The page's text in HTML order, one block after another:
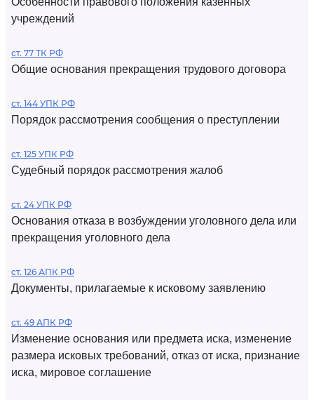
учреждений
ст. 77 ТК РФ
Общие основания прекращения трудового договора
ст. 144 УПК РФ
Порядок рассмотрения сообщения о преступлении
ст. 125 УПК РФ
Судебный порядок рассмотрения жалоб
ст. 24 УПК РФ
Основания отказа в возбуждении уголовного дела или
прекращения уголовного дела
ст. 126 АПК РФ
Документы, прилагаемые к исковому заявлению
ст. 49 АПК РФ
Изменение основания или предмета иска, изменение
размера исковых требований, отказ от иска, признание
иска, мировое соглашение